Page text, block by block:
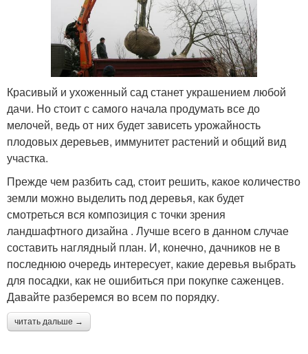
Красивый и ухоженный сад станет украшением любой
дачи. Но стоит с самого начала продумать все до
мелочей, ведь от них будет зависеть урожайность
плодовых деревьев, иммунитет растений и общий вид
участка.
Прежде чем разбить сад, стоит решить, какое количество
земли можно выделить под деревья, как будет
смотреться вся композиция с точки зрения
ландшафтного дизайна . Лучше всего в данном случае
составить наглядный план. И, конечно, дачников не в
последнюю очередь интересует, какие деревья выбрать
для посадки, как не ошибиться при покупке саженцев.
Давайте разберемся во всем по порядку.
читать дальше →